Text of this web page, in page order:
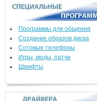
Программы для общения
Создание образов диска
Сотовые телефоны
Игры, моды, патчи
Шрифты